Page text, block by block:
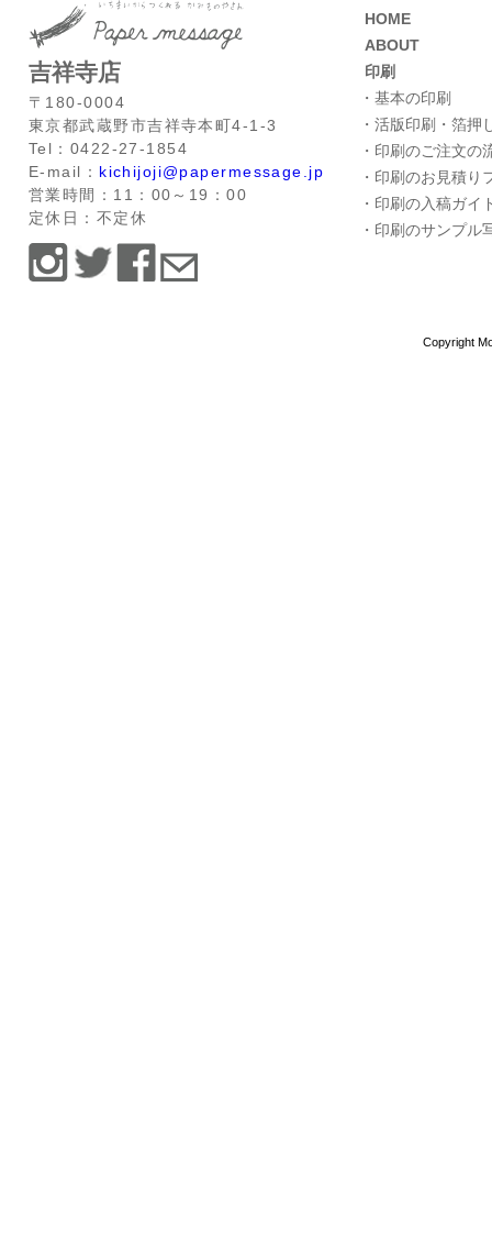
吉祥寺店
〒180-0004
東京都武蔵野市吉祥寺本町4-1-3
Tel：0422-27-1854
E-mail： kichijoji@papermessage.jp
営業時間：11：00～19：00
定休日：不定休
HOME
ABOUT
印刷
・基本の印刷
・活版印刷・箔押
・印刷のご注文の
・印刷のお見積り
・印刷の入稿ガイ
・印刷のサンプル
Copyright